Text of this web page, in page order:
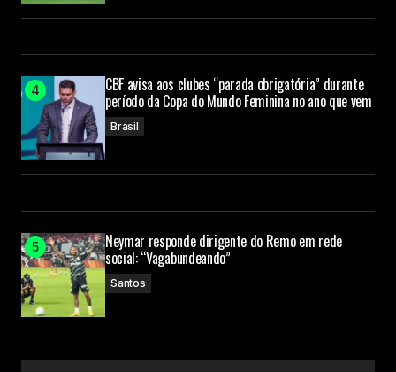
CBF avisa aos clubes “parada obrigatória” durante
período da Copa do Mundo Feminina no ano que vem
Brasil
Neymar responde dirigente do Remo em rede
social: “Vagabundeando”
Santos